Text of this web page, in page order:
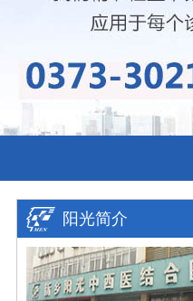
阳光简介